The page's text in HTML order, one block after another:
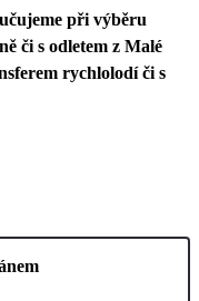
při výběru
či s odletem z Malé
rychlolodí či s